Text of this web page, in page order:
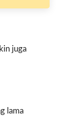
juga
lama